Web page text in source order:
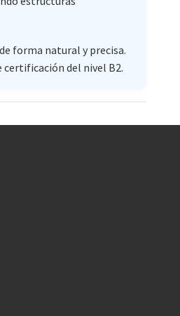
forma natural y precisa.
certificación del nivel B2.